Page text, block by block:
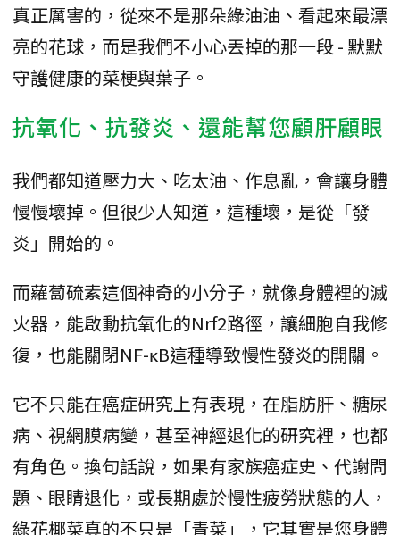
真正厲害的，從來不是那朵綠油油、看起來最漂
亮的花球，而是我們不小心丟掉的那一段 - 默默
守護健康的菜梗與葉子。
抗氧化、抗發炎、還能幫您顧肝顧眼
我們都知道壓力大、吃太油、作息亂，會讓身體
慢慢壞掉。但很少人知道，這種壞，是從「發
炎」開始的。
而蘿蔔硫素這個神奇的小分子，就像身體裡的滅
火器，能啟動抗氧化的Nrf2路徑，讓細胞自我修
復，也能關閉NF-κB這種導致慢性發炎的開關。
它不只能在癌症研究上有表現，在脂肪肝、糖尿
病、視網膜病變，甚至神經退化的研究裡，也都
有角色。換句話說，如果有家族癌症史、代謝問
題、眼睛退化，或長期處於慢性疲勞狀態的人，
綠花椰菜真的不只是「青菜」，它其實是您身體